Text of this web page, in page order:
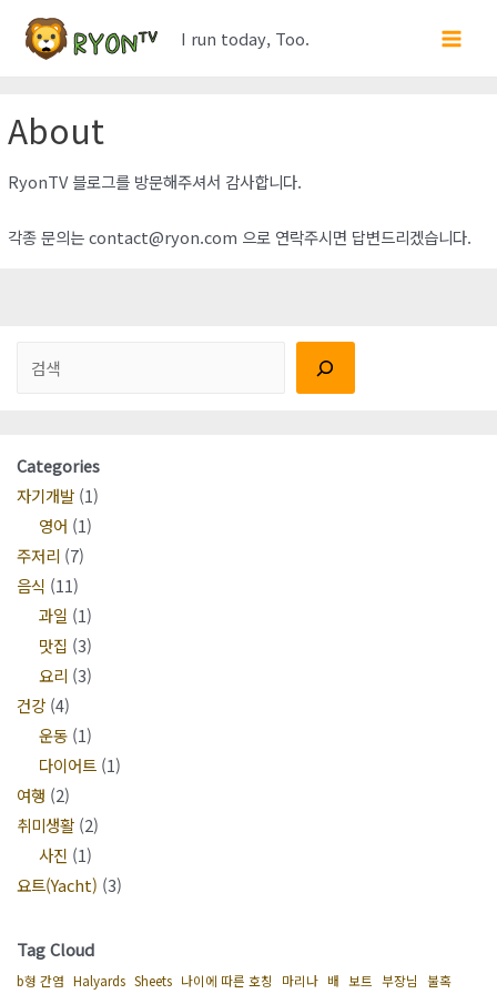
건
뛰
I run today, Too.
Main
About
RyonTV 블로그를 방문해주셔서 감사합니다.
각종 문의는contact@ryon.com 으로 연락주시면 답변드리겠습니다.
검색
Categories
자기개발(1)
영어 (1)
주저리 (7)
음식 (11)
과일 (1)
맛집 (3)
요리 (3)
건강(4)
운동(1)
다이어트(1)
여행 (2)
취미생활(2)
사진 (1)
요트(Yacht) (3)
Tag Cloud
b형 간염 Halyards Sheets 나이에 따른 호칭 마리나 배 보트 부장님 불혹